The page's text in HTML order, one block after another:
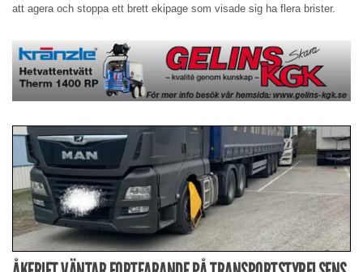
att agera och stoppa ett brett ekipage som visade sig ha flera brister.